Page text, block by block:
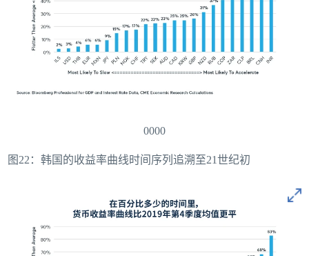
0000
图22：韩国的收益率曲线时间序列追溯至21世纪初